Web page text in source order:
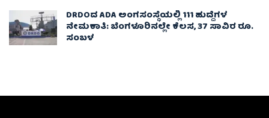
DRDOದ ADA ಅಂಗಸಂಸ್ಥೆಯಲ್ಲಿ 111 ಹುದ್ದೆಗಳ
ನೇಮಕಾತಿ: ಬೆಂಗಳೂರಿನಲ್ಲೇ ಕೆಲಸ, 37 ಸಾವಿರ ರೂ.
ಸಂಬಳ